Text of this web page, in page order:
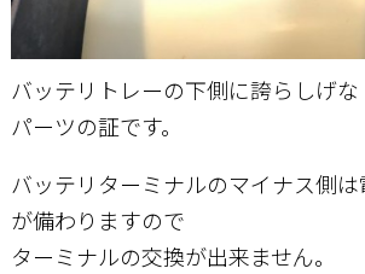
バッテリトレーの下側に誇らしげな
パーツの証です。
バッテリターミナルのマイナス側
が備わりますので
ターミナルの交換が出来ません。